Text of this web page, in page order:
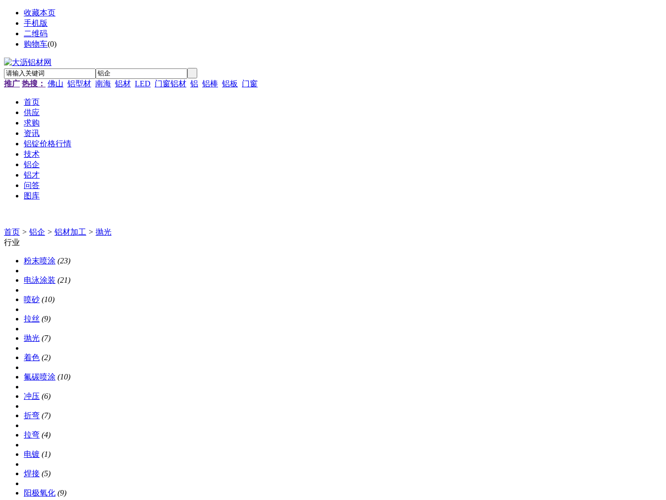
收藏本页
手机版
二维码
购物车(0)
推广 热搜： 佛山 铝型材 南海 铝材 LED 门窗铝材 铝 铝棒 铝板 门窗
首页
供应
求购
资讯
铝锭价格行情
技术
铝企
铝才
问答
图库
首页 > 铝企 > 铝材加工 > 抛光
行业
粉末喷涂 (23)
电泳涂装 (21)
喷砂 (10)
拉丝 (9)
抛光 (7)
着色 (2)
氟碳喷涂 (10)
冲压 (6)
折弯 (7)
拉弯 (4)
电镀 (1)
焊接 (5)
阳极氧化 (9)